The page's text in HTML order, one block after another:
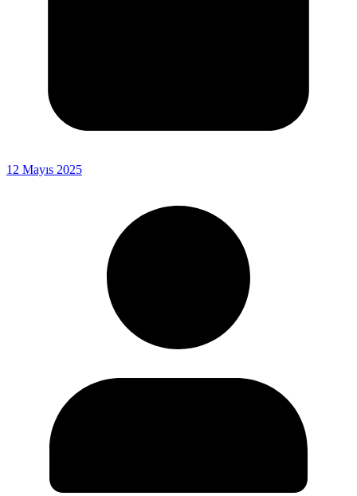
12 Mayıs 2025